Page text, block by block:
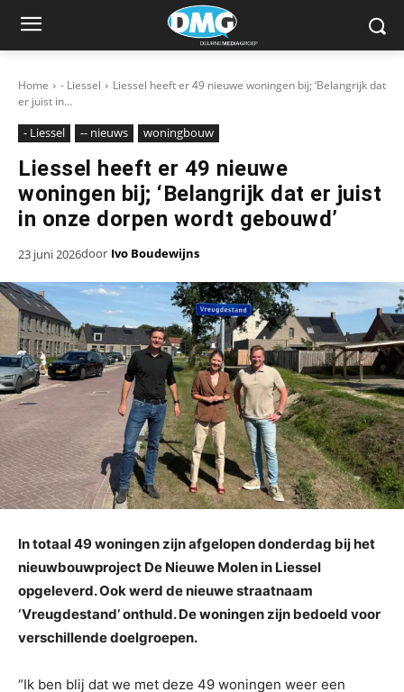
Home - Liessel
Liessel heeft er 49 nieuwe woningen bij; ‘Belangrijk dat
er juist in...
- Liessel -- nieuws woningbouw
Liessel heeft er 49 nieuwe
woningen bij; ‘Belangrijk dat er juist
in onze dorpen wordt gebouwd’
23 juni 2026door Ivo Boudewijns
In totaal 49 woningen zijn afgelopen donderdag bij het
nieuwbouwproject De Nieuwe Molen in Liessel
opgeleverd. Ook werd de nieuwe straatnaam
‘Vreugdestand’ onthuld. De woningen zijn bedoeld voor
verschillende doelgroepen.
“Ik ben blij dat we met deze 49 woningen weer een